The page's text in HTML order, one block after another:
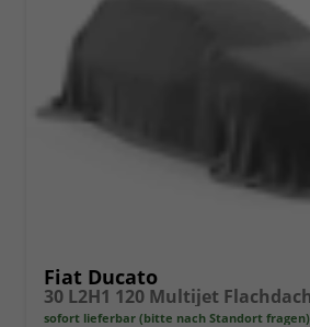
Fiat Ducato
sofort lieferbar (bitte nach Standort fragen)